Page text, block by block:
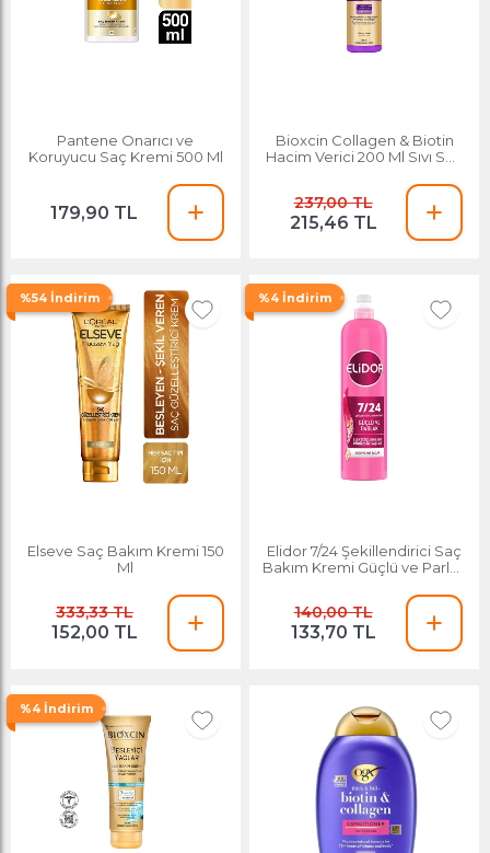
Pantene Onarıcı ve
Koruyucu Saç Kremi 500 Ml
179,90 TL
Bioxcin Collagen & Biotin
Hacim Verici 200 Ml Sıvı Saç
237,00 TL
215,46 TL
%54 İndirim
Elseve Saç Bakım Kremi 150
Ml
333,33 TL
152,00 TL
%4 İndirim
Elidor 7/24 Şekillendirici Saç
Bakım Kremi Güçlü ve Parlak
140,00 TL
133,70 TL
%4 İndirim